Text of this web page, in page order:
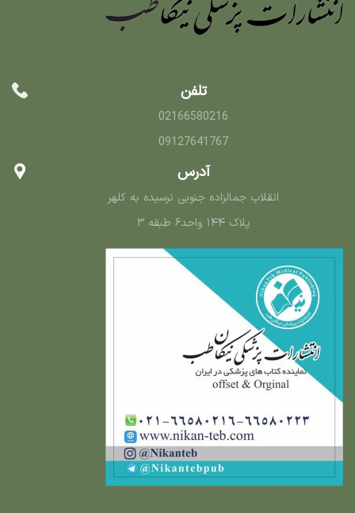
تلفن
02166580216
09127641767
آدرس
انقلاب جمالزاده جنوبی نرسیده به کلهر
پلاک ۱۴۴ واحد۶ طبقه ۳